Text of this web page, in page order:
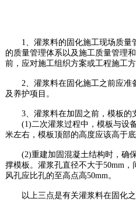
1、灌浆料的固化施工现场质
的质量管理体系以及施工质量管理
前，应对施工组织方案或工程施工
2、灌浆料在固化施工之前应准
及养护项目。
3、灌浆料在加固之前，模板的
(1)二次灌浆过程中，模板与设
米左右，模板顶部的高度应该高于底
(2)重建加固混凝土结构时，确
撑模板。灌浆孔直径不大于50mm，
风孔应比孔的至高点高50mm。
以上三点是有关灌浆料在固化